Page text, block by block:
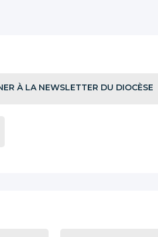
À LA NEWSLETTER DU DIOCÈSE